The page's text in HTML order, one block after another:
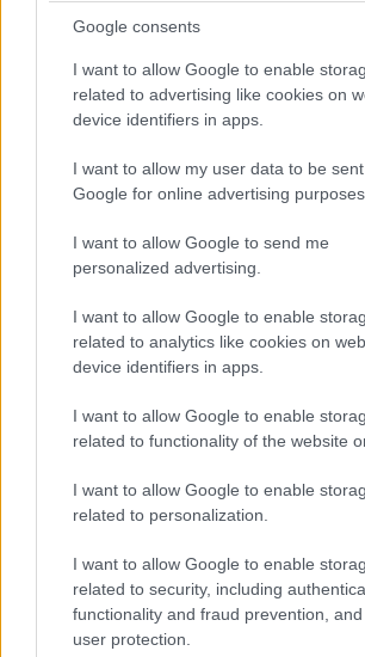
Google consents
I want to allow Google to enable
related to advertising like cookies on
device identifiers in apps.
I want to allow my user data to be
Google for online advertising purposes.
I want to allow Google to send me
personalized advertising.
I want to allow Google to enable
related to analytics like cookies on
device identifiers in apps.
I want to allow Google to enable
related to functionality of the website
I want to allow Google to enable
related to personalization.
I want to allow Google to enable
related to security, including
functionality and fraud prevention,
user protection.
2018. november 9. 19:11
finalistákról!
Mit gondolnak a már kiesett játékosok a
fogalmáról? És vajon milyen
finalistáról? A videóból minden kiderül!